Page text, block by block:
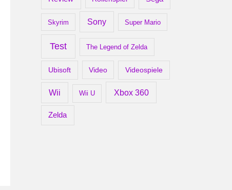
Skyrim Sony Super Mario
Test The Legend of Zelda
Ubisoft Video Videospiele
Wii Wii U Xbox 360
Zelda